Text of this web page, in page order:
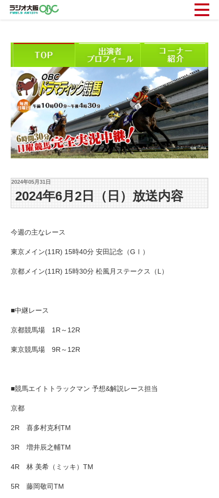
2024年05月31日
2024年6月2日（日）放送内容
今週の主なレース
東京メイン(11R) 15時40分 安田記念（GⅠ）
京都メイン(11R) 15時30分 松風月ステークス（L）
■中継レース
京都競馬場 1R～12R
東京競馬場 9R～12R
■競馬エイトトラックマン 予想&解説レース担当
京都
2R 喜多村克利TM
3R 増井辰之輔TM
4R 林 美希（ミッキ）TM
5R 藤岡敬司TM